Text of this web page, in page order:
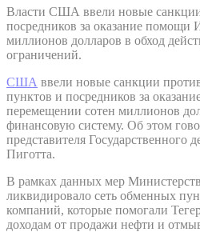
Власти США ввели новые
посредников за оказание помощи
миллионов долларов в обход
ограничений.
США ввели новые санкции
пунктов и посредников за
перемещении сотен миллионов
финансовую систему. Об этом
представителя Государственного
Пиготта.
В рамках данных мер
ликвидировало сеть обменных
компаний, которые помогали
доходам от продажи нефти и